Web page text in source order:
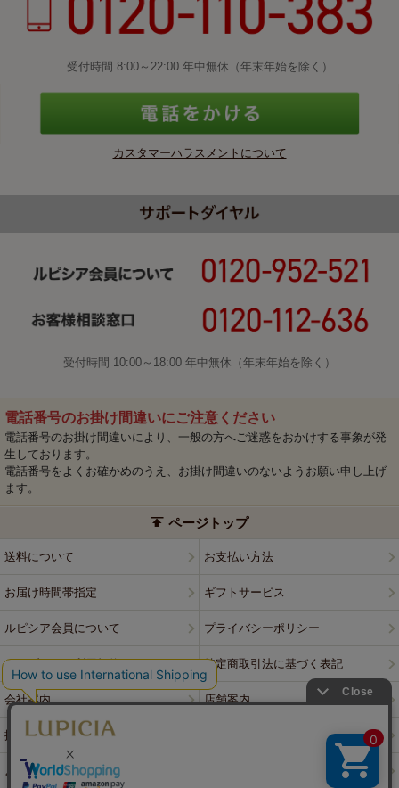
受付時間 8:00～22:00 年中無休（年末年始を除く）
カスタマーハラスメントについて
受付時間 10:00～18:00 年中無休（年末年始を除く）
電話番号のお掛け間違いにご注意ください
電話番号のお掛け間違いにより、一般の方へご迷惑をおかけする事象が発
生しております。
電話番号をよくお確かめのうえ、お掛け間違いのないようお願い申し上げ
ます。
ページトップ
送料について お支払い方法
お届け時間帯指定 ギフトサービス
ルピシア会員について プライバシーポリシー
ウェブサイト利用規約 特定商取引法に基づく表記
会社案内 店舗案内
採用情報
よくある質問